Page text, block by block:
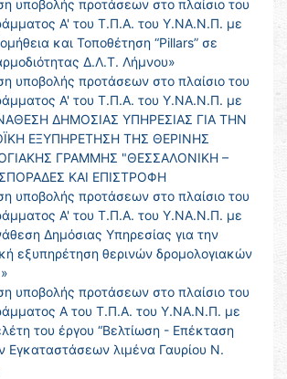
υποβολής προτάσεων στο πλαίσιο του
Α' του Τ.Π.Α. του Υ.ΝΑ.Ν.Π. με
και Τοποθέτηση “Pillars” σε
Δ.Λ.Τ. Λήμνου»
υποβολής προτάσεων στο πλαίσιο του
Α' του Τ.Π.Α. του Υ.ΝΑ.Ν.Π. με
ΔΗΜΟΣΙΑΣ ΥΠΗΡΕΣΙΑΣ ΓΙΑ ΤΗΝ
ΕΞΥΠΗΡΕΤΗΣΗ ΤΗΣ ΘΕΡΙΝΗΣ
ΓΡΑΜΜΗΣ "ΘΕΣΣΑΛΟΝΙΚΗ –
ΚΑΙ ΕΠΙΣΤΡΟΦΗ
υποβολής προτάσεων στο πλαίσιο του
Α' του Τ.Π.Α. του Υ.ΝΑ.Ν.Π. με
Δημόσιας Υπηρεσίας για την
εξυπηρέτηση θερινών δρομολογιακών
υποβολής προτάσεων στο πλαίσιο του
Α του Τ.Π.Α. του Υ.ΝΑ.Ν.Π. με
του έργου “Βελτίωση - Επέκταση
Εγκαταστάσεων λιμένα Γαυρίου Ν.